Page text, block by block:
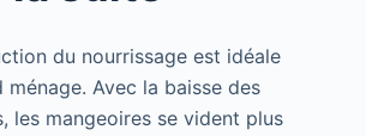
du nourrissage est idéale
Avec la baisse des
les mangeoires se vident plus